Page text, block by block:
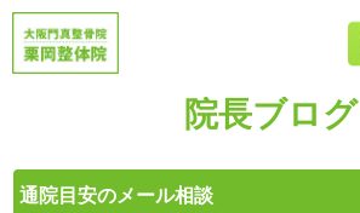
院長ブログ
通院目安のメール相談